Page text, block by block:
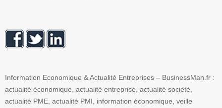
Information Economique & Actualité Entreprises – BusinessMan.fr :
actualité économique, actualité entreprise, actualité société,
actualité PME, actualité PMI, information économique, veille